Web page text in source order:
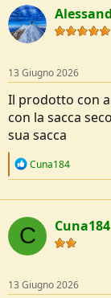
13 Giugno 2026
Il prodotto con
con la sacca
sua sacca
R
c
t
i
o
n
:
Cuna184
C Cuna184
13 Giugno 2026